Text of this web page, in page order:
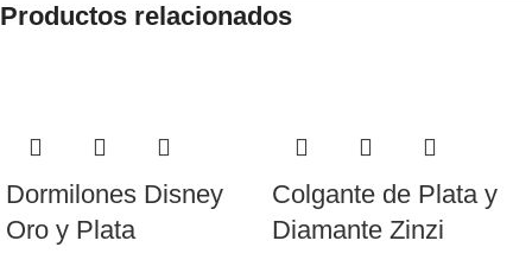
Productos relacionados
Dormilones Disney
Oro y Plata
Colgante de Plata y
Diamante Zinzi